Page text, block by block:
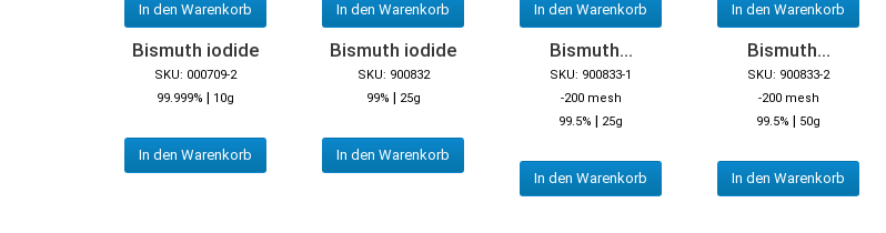
In den Warenkorb In den Warenkorb In den Warenkorb In den Warenkorb
Bismuth iodide
SKU: 000709-2
99.999% | 10g
In den Warenkorb
Bismuth iodide
SKU: 900832
99% | 25g
In den Warenkorb
Bismuth...
SKU: 900833-1
-200 mesh
99.5% | 25g
In den Warenkorb
Bismuth...
SKU: 900833-2
-200 mesh
99.5% | 50g
In den Warenkorb